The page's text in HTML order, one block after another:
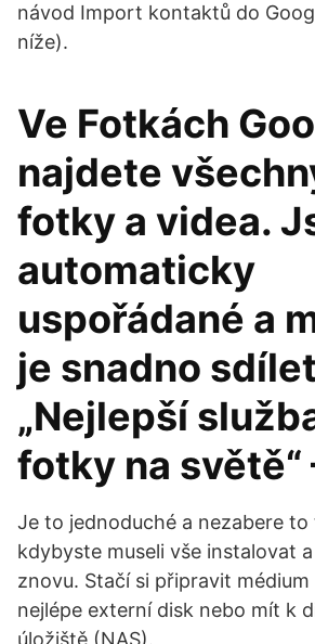
návod Import kontaktů do
níže).
Ve Fotkách
najdete
fotky a videa.
automaticky
uspořádané a
je snadno
„Nejlepší
fotky na světě“
Je to jednoduché a nezabere to
kdybyste museli vše instalovat
znovu. Stačí si připravit
nejlépe externí disk nebo mít k
úložiště (NAS).